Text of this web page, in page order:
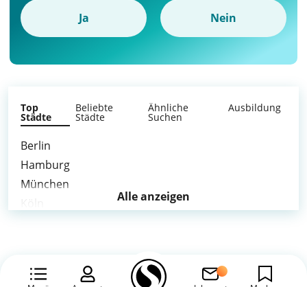
Ja Nein
Top
Städte
Beliebte
Städte
Ähnliche
Suchen
Ausbildung
Berlin
Hamburg
München
Dortmund
Alle anzeigen